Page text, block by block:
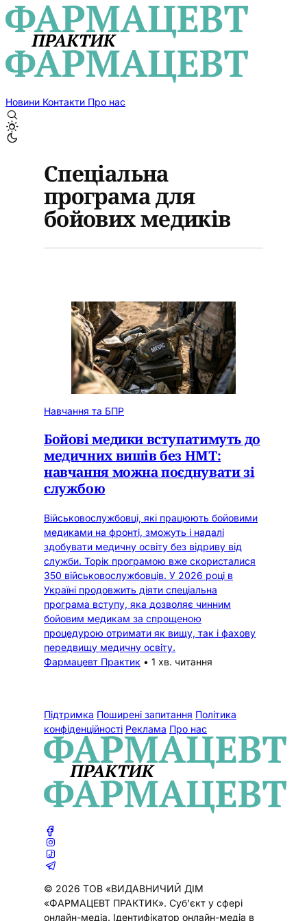
Новини Контакти Про нас
Спеціальна
програма для
бойових медиків
Навчання та БПР
Бойові медики вступатимуть до
медичних вишів без НМТ:
навчання можна поєднувати зі
службою
Військовослужбовці, які працюють бойовими
медиками на фронті, зможуть і надалі
здобувати медичну освіту без відриву від
служби. Торік програмою вже скористалися
350 військовослужбовців. У 2026 році в
Україні продовжить діяти спеціальна
програма вступу, яка дозволяє чинним
бойовим медикам за спрощеною
процедурою отримати як вищу, так і фахову
передвищу медичну освіту.
Фармацевт Практик • 1 хв. читання
Підтримка Поширені запитання Політика
конфіденційності Реклама Про нас
© 2026 ТОВ «ВИДАВНИЧИЙ ДІМ
«ФАРМАЦЕВТ ПРАКТИК». Cуб'єкт у сфері
онлайн-медіа. Ідентифікатор онлайн-медіа в